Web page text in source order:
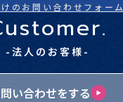
のお問い合わせフォーム
-法人のお客様-
い合わせをする